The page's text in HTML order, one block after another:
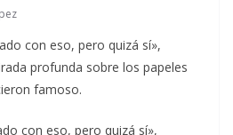
con eso, pero quizá sí»,
profunda sobre los papeles
famoso.
con eso, pero quizá sí»,